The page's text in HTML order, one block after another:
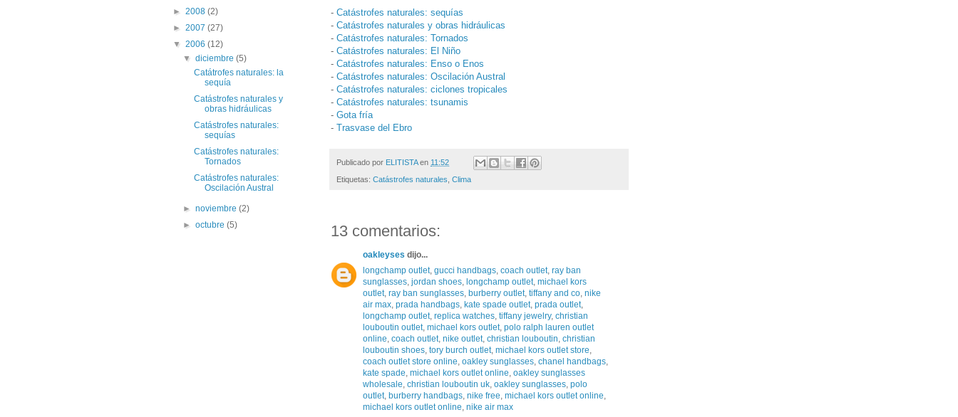
- Catástrofes naturales: sequías
- Catástrofes naturales y obras hidráulicas
- Catástrofes naturales: Tornados
- Catástrofes naturales: El Niño
- Catástrofes naturales: Enso o Enos
- Catástrofes naturales: Oscilación Austral
- Catástrofes naturales: ciclones tropicales
- Catástrofes naturales: tsunamis
- Gota fría
- Trasvase del Ebro
Publicado por ELITISTA en 11:52
Etiquetas: Catástrofes naturales Clima
13 comentarios:
oakleyses dijo...
longchamp outlet, gucci handbags, coach outlet, ray ban
sunglasses, jordan shoes, longchamp outlet, michael kors
outlet, ray ban sunglasses, burberry outlet, tiffany and co, nike
air max, prada handbags, kate spade outlet, prada outlet,
longchamp outlet, replica watches, tiffany jewelry, christian
louboutin outlet, michael kors outlet, polo ralph lauren outlet
online, coach outlet, nike outlet, christian louboutin, christian
louboutin shoes, tory burch outlet, michael kors outlet store,
coach outlet store online, oakley sunglasses, chanel handbags,
kate spade, michael kors outlet online, oakley sunglasses
wholesale, christian louboutin uk, oakley sunglasses, polo
outlet, burberry handbags, nike free, michael kors outlet online,
michael kors outlet online, nike air max
► 2008 (2)
► 2007 (27)
▼ 2006 (12)
▼diciembre(5)
Catátrofes naturales: la
sequía
Catástrofes naturales y
obras hidráulicas
Catástrofes naturales:
sequías
Catástrofes naturales:
Tornados
Catástrofes naturales:
Oscilación Austral
►noviembre(2)
►octubre(5)